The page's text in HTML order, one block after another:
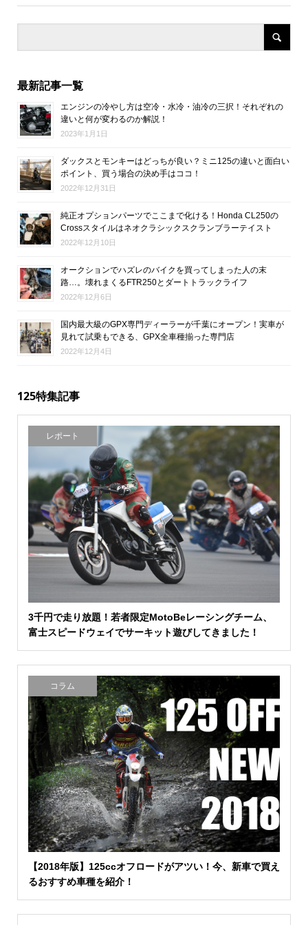
最新記事一覧
エンジンの冷やし方は空冷・水冷・油冷の三択！それぞれの
違いと何が変わるのか解説！
2023年1月1日
ダックスとモンキーはどっちが良い？ミニ125の違いと面白い
ポイント、買う場合の決め手はココ！
2022年12月31日
純正オプションパーツでここまで化ける！Honda CL250の
Crossスタイルはネオクラシックスクランブラーテイスト
2022年12月10日
オークションでハズレのバイクを買ってしまった人の末
路…。壊れまくるFTR250とダートトラックライフ
2022年12月6日
国内最大級のGPX専門ディーラーが千葉にオープン！実車が
見れて試乗もできる、GPX全車種揃った専門店
2022年12月4日
125特集記事
レポート
3千円で走り放題！若者限定MotoBeレーシングチーム、
富士スピードウェイでサーキット遊びしてきました！
コラム
【2018年版】125ccオフロードがアツい！今、新車で買え
るおすすめ車種を紹介！